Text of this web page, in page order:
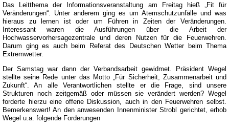
Das Leitthema der Informationsveranstaltung am Freitag hieß „Fit für
Veränderungen“. Unter anderem ging es um Atemschutzunfälle und was
hieraus zu lernen ist oder um Führen in Zeiten der Veränderungen.
Interessant waren die Ausführungen über die Arbeit der
Hochwasservorhersagezentrale und deren Nutzen für die Feuerwehren.
Darum ging es auch beim Referat des Deutschen Wetter beim Thema
Extremwetter.
Der Samstag war dann der Verbandsarbeit gewidmet. Präsident Wegel
stellte seine Rede unter das Motto „Für Sicherheit, Zusammenarbeit und
Zukunft“. An alle Verantwortlichen stellte er die Frage, sind unsere
Strukturen noch zeitgemäß oder müssen sie verändert werden? Wegel
forderte hierzu eine offene Diskussion, auch in den Feuerwehren selbst.
Bemerkenswert! An den anwesenden Innenminister Strobl gerichtet, erhob
Wegel u.a. folgende Forderungen